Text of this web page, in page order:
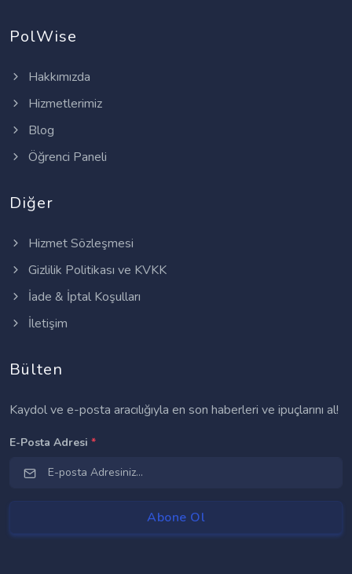
PolWise
Hakkımızda
Hizmetlerimiz
Blog
Öğrenci Paneli
Diğer
Hizmet Sözleşmesi
Gizlilik Politikası ve KVKK
İade & İptal Koşulları
İletişim
Bülten
Kaydol ve e-posta aracılığıyla en son haberleri ve ipuçlarını al!
E-Posta Adresi *